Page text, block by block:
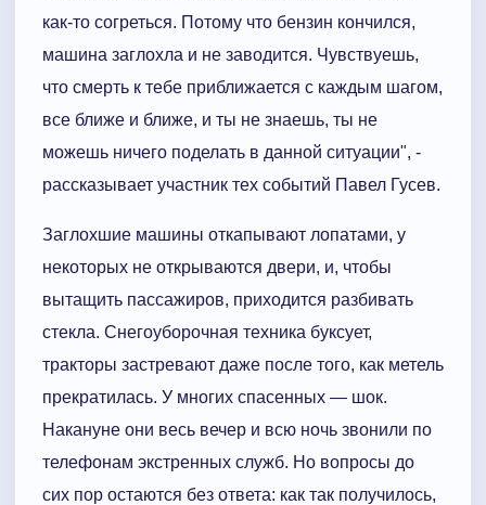
как-то согреться. Потому что бензин кончился,
машина заглохла и не заводится. Чувствуешь,
что смерть к тебе приближается с каждым шагом,
все ближе и ближе, и ты не знаешь, ты не
можешь ничего поделать в данной ситуации", -
рассказывает участник тех событий Павел Гусев.
Заглохшие машины откапывают лопатами, у
некоторых не открываются двери, и, чтобы
вытащить пассажиров, приходится разбивать
стекла. Снегоуборочная техника буксует,
тракторы застревают даже после того, как метель
прекратилась. У многих спасенных — шок.
Накануне они весь вечер и всю ночь звонили по
телефонам экстренных служб. Но вопросы до
сих пор остаются без ответа: как так получилось,